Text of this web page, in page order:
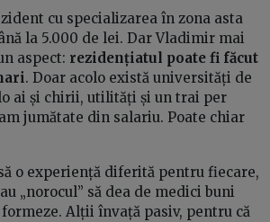
cu specializarea în zona asta
la 5.000 de lei. Dar Vladimir mai
aspect: rezidențiatul poate fi făcut
. Doar acolo există universități de
ai și chirii, utilități și un trai per
jumătate din salariu. Poate chiar
o experiență diferită pentru fiecare,
„norocul” să dea de medici buni
formeze. Alții învață pasiv, pentru că